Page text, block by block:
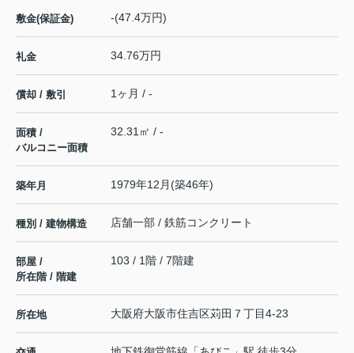
敷金(保証金) -(47.4万円)
礼金 34.76万円
償却 / 敷引 1ヶ月 / -
面積 /
バルコニー面積
32.31㎡ / -
築年月 1979年12月(築46年)
種別 / 建物構造 店舗一部 / 鉄筋コンクリート
部屋 /
所在階 / 階建
103 / 1階 / 7階建
所在地 大阪府大阪市住吉区苅田 ７丁目4-23